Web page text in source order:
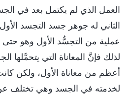
العمل الذي لم يكتمل بعد في
الثاني له جوهر جسد التجسد
عملية من التجسُّد الأول وهو حتى
لذلك فإنَّ المعاناة التي يتحمَّلها
أعظم من معاناة الأول، ولكن
لخدمته في الجسد وهي تختلف عن